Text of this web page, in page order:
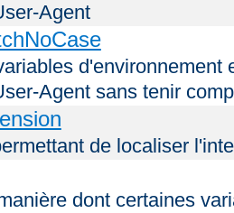
Agent
d'environnement
Agent sans tenir
de localiser
dont certaines